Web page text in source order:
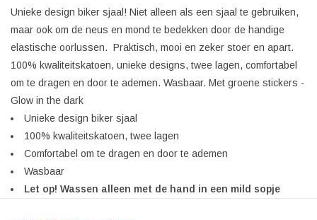
Unieke design biker sjaal! Niet alleen als een sjaal te gebruiken,
maar ook om de neus en mond te bedekken door de handige
elastische oorlussen. Praktisch, mooi en zeker stoer en apart.
100% kwaliteitskatoen, unieke designs, twee lagen, comfortabel
om te dragen en door te ademen. Wasbaar. Met groene stickers -
Glow in the dark
Unieke design biker sjaal
100% kwaliteitskatoen, twee lagen
Comfortabel om te dragen en door te ademen
Wasbaar
Let op! Wassen alleen met de hand in een mild sopje